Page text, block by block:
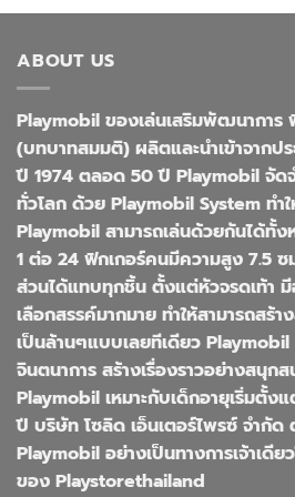
ABOUT US
Playmobil ของเล่นเสริมพัฒนาการ
(บทบาทสมมติ) ผลิตและนำเข้าจากป
ปี 1974 ตลอด 50 ปี Playmobil จัดจ
ทั่วโลก ด้วย Playmobil System ทำ
Playmobil สามารถเล่นด้วยกันได้ทั้
1 ต่อ 24 ฟิกเกอร์คนมีความสูง 7.5 ซ
ส่วนได้แทบทุกชิ้น ตั้งแต่หัวจรดเท้า
เลือกสรรค์มากมาย ทำให้สามารถสร้
เป็นล้านๆแบบเลยทีเดียว Playmobil
จินตนาการ สร้างเรื่องราวอย่างสนุก
Playmobil เหมาะกับเด็กอายุเริ่มตั้
ปี บริษัท โซลิด เอ็นเตอร์ไพรซ์ จำกัด
Playmobil อย่างเป็นทางการเจ้าเดีย
ของ Playstorethailand